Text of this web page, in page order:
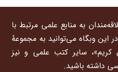
به منابع علمی مرتبط با
وبگاه می‌توانید به مجموعۀ
کریم»، سایر کتب علمی و نیز
داشته باشید.